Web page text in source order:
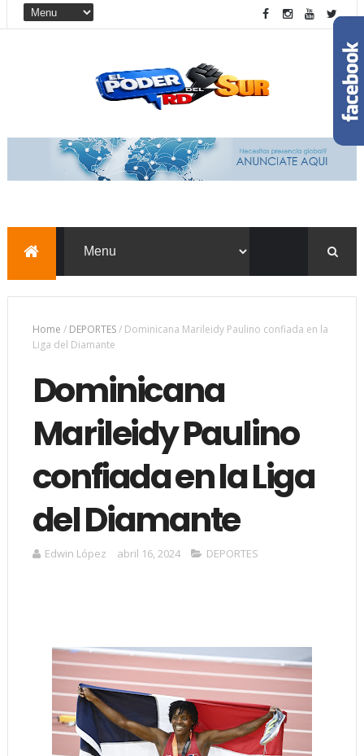
Home / DEPORTES/ Dominicana Marileidy Paulino confiada en la
Liga del Diamante
Dominicana
Marileidy Paulino
confiada en la Liga
del Diamante
Edwin López abril 16, 2024 DEPORTES